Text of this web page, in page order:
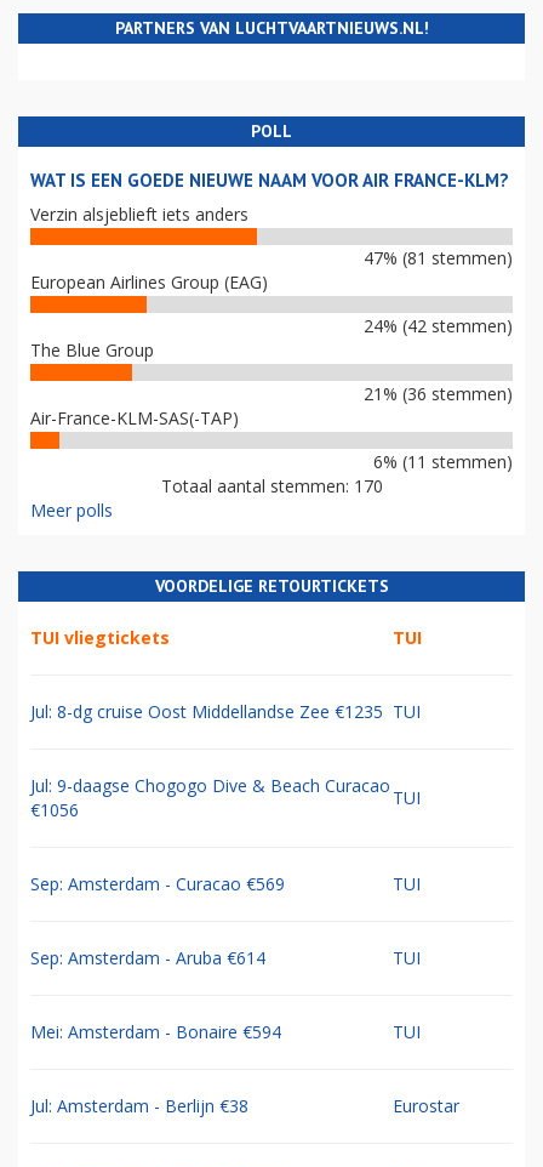
PARTNERS VAN LUCHTVAARTNIEUWS.NL!
POLL
WAT IS EEN GOEDE NIEUWE NAAM VOOR AIR FRANCE-KLM?
Verzin alsjeblieft iets anders
47% (81 stemmen)
European Airlines Group (EAG)
24% (42 stemmen)
The Blue Group
21% (36 stemmen)
Air-France-KLM-SAS(-TAP)
6% (11 stemmen)
Totaal aantal stemmen: 170
Meer polls
VOORDELIGE RETOURTICKETS
TUI vliegtickets TUI
Jul: 8-dg cruise Oost Middellandse Zee €1235 TUI
Jul: 9-daagse Chogogo Dive & Beach Curacao
€1056
TUI
Sep: Amsterdam - Curacao €569 TUI
Sep: Amsterdam - Aruba €614 TUI
Mei: Amsterdam - Bonaire €594 TUI
Jul: Amsterdam - Berlijn €38 Eurostar